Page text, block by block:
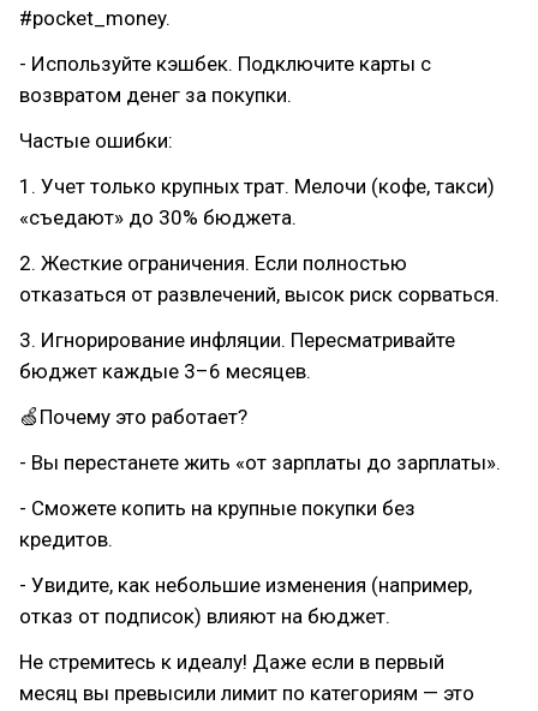
#pocket_money.
- Используйте кэшбек. Подключите карты с
возвратом денег за покупки.
Частые ошибки:
1. Учет только крупных трат. Мелочи (кофе, такси)
«съедают» до 30% бюджета.
2. Жесткие ограничения. Если полностью
отказаться от развлечений, высок риск сорваться.
3. Игнорирование инфляции. Пересматривайте
бюджет каждые 3–6 месяцев.
🍏Почему это работает?
- Вы перестанете жить «от зарплаты до зарплаты».
- Сможете копить на крупные покупки без
кредитов.
- Увидите, как небольшие изменения (например,
отказ от подписок) влияют на бюджет.
Не стремитесь к идеалу! Даже если в первый
месяц вы превысили лимит по категориям — это